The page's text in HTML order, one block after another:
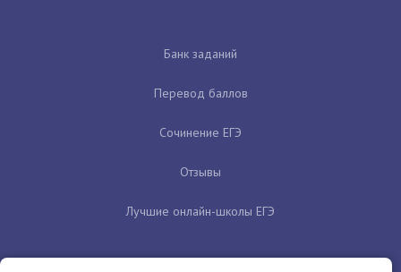
Банк заданий
Перевод баллов
Сочинение ЕГЭ
Отзывы
Лучшие онлайн-школы ЕГЭ